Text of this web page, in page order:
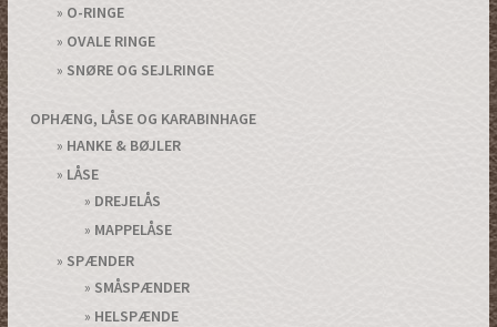
O-RINGE
OVALE RINGE
SNØRE OG SEJLRINGE
OPHÆNG, LÅSE OG KARABINHAGE
HANKE & BØJLER
LÅSE
DREJELÅS
MAPPELÅSE
SPÆNDER
SMÅSPÆNDER
HELSPÆNDE